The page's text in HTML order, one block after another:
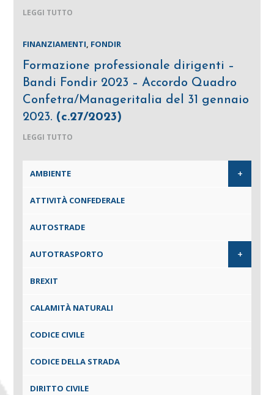
LEGGI TUTTO
FINANZIAMENTI, FONDIR
Formazione professionale dirigenti –
Bandi Fondir 2023 – Accordo Quadro
Confetra/Manageritalia del 31 gennaio
2023. (c.27/2023)
LEGGI TUTTO
AMBIENTE +
ATTIVITÀ CONFEDERALE
AUTOSTRADE
AUTOTRASPORTO +
BREXIT
CALAMITÀ NATURALI
CODICE CIVILE
CODICE DELLA STRADA
DIRITTO CIVILE